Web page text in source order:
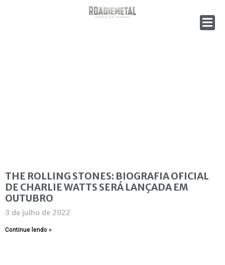
THE ROLLING STONES: BIOGRAFIA OFICIAL
DE CHARLIE WATTS SERÁ LANÇADA EM
OUTUBRO
3 de julho de 2022
Continue lendo »